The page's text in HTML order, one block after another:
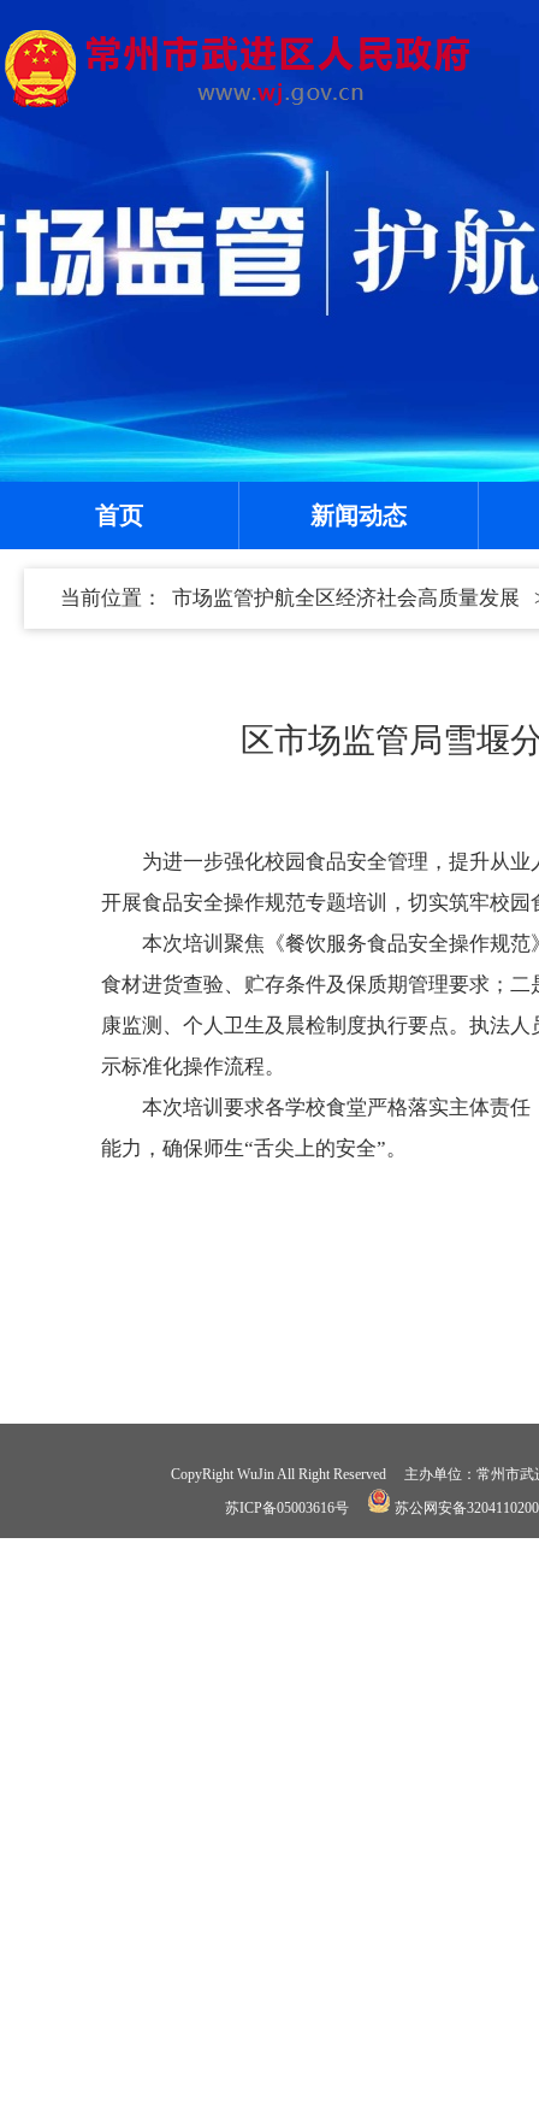
首页 新闻动态
当前位置： 市场监管护航全区经济社会高质量发展
区市场监管局雪堰
为进一步强化校园食品安全管理，提升从
开展食品安全操作规范专题培训，切实筑牢校
本次培训聚焦《餐饮服务食品安全操作规
食材进货查验、贮存条件及保质期管理要求；
康监测、个人卫生及晨检制度执行要点。执法
示标准化操作流程。
本次培训要求各学校食堂严格落实主体责
能力，确保师生“舌尖上的安全”。
CopyRight WuJin All Right Reserved 主办单位：常州
苏ICP备05003616号
苏公网安备